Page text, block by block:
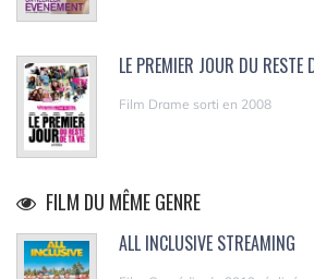
LE PREMIER JOUR DU RESTE
Film Drame sorti en 2008
FILM DU MÊME GENRE
ALL INCLUSIVE STREAMING